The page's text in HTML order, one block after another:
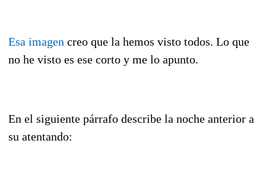
Esa imagen creo que la hemos visto todos. Lo que
no he visto es ese corto y me lo apunto.
En el siguiente párrafo describe la noche anterior a
su atentando: